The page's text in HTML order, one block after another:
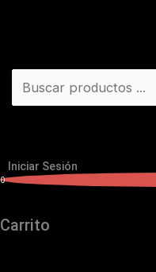
Iniciar Sesión
0
Carrito